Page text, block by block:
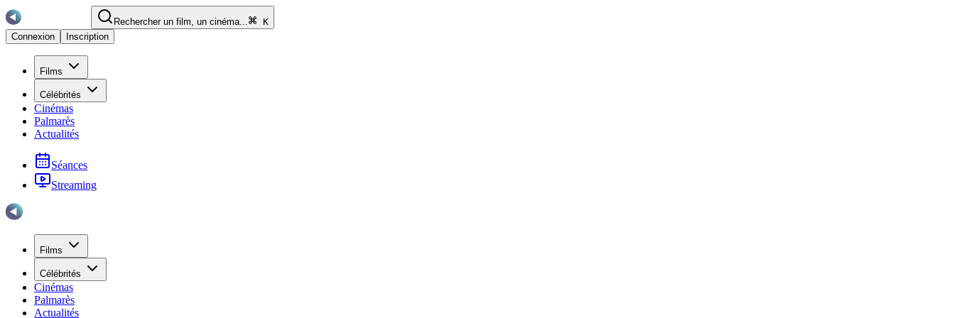
Rechercher un film, un cinéma...
K
Connexion
Inscription
Films
Célébrités
Cinémas
Palmarès
Actualités
Séances
Streaming
Films
Célébrités
Cinémas
Palmarès
Actualités